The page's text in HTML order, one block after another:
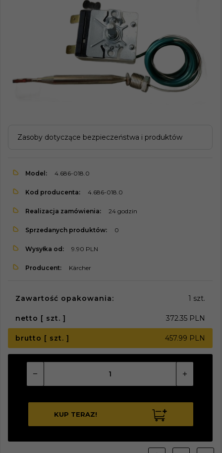
Zasoby dotyczące bezpieczeństwa i produktów
Model: 4.686-018.0
Kod producenta: 4.686-018.0
Realizacja zamówienia: 24 godzin
Sprzedanych produktów: 0
Wysyłka od: 9.90 PLN
Producent: Kärcher
Zawartość opakowania: 1 szt.
netto [ szt. ] 372.35 PLN
brutto [ szt. ] 457.99 PLN
KUP TERAZ!